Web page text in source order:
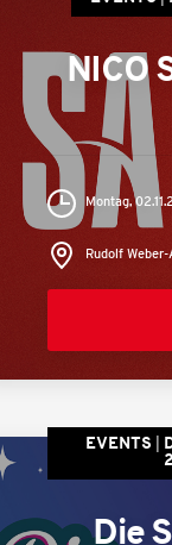
NICO
Montag,
Rudolf Weber-
EVENTS
Die